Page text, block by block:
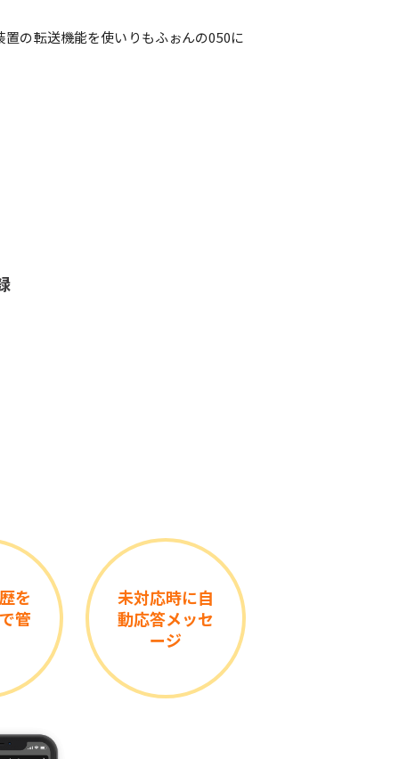
置の転送機能を使いりもふぉんの050に
を
管
未対応時に自
動応答メッセ
ージ